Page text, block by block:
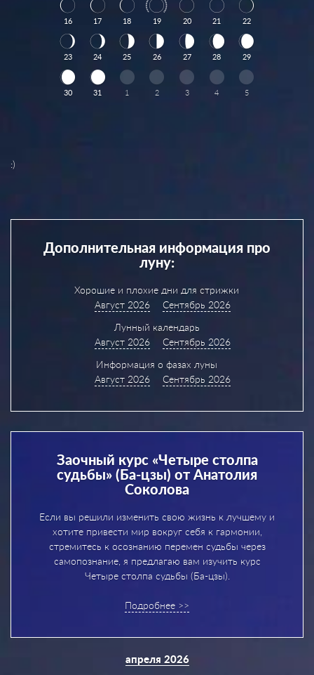
16 17 18 19 20 21 22
23 24 25 26 27 28 29
30 31 1 2 3 4 5
:)
Дополнительная информация про
луну:
Хорошие и плохие дни для стрижки
Август 2026
Сентябрь 2026
Лунный календарь
Август 2026
Сентябрь 2026
Информация о фазах луны
Август 2026
Сентябрь 2026
Заочный курс «Четыре столпа
судьбы» (Ба-цзы) от Анатолия
Соколова
Если вы решили изменить свою жизнь к лучшему и
хотите привести мир вокруг себя к гармонии,
стремитесь к осознанию перемен судьбы через
самопознание, я предлагаю вам изучить курс
Четыре столпа судьбы (Ба-цзы).
Подробнее >>
апреля 2026